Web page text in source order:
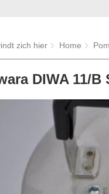
zich hier Home
DIWA 11/B